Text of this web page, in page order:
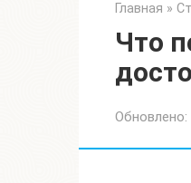
Главная »
Что
Обновлено: